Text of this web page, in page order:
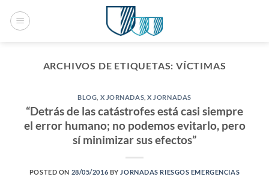
ARCHIVOS DE ETIQUETAS: VÍCTIMAS
BLOG X JORNADAS ,X JORNADAS
“Detrás de las catástrofes está casi siempre
el error humano; no podemos evitarlo, pero
sí minimizar sus efectos”
POSTED ON 28/05/2016 BY JORNADAS RIESGOS EMERGENCIAS